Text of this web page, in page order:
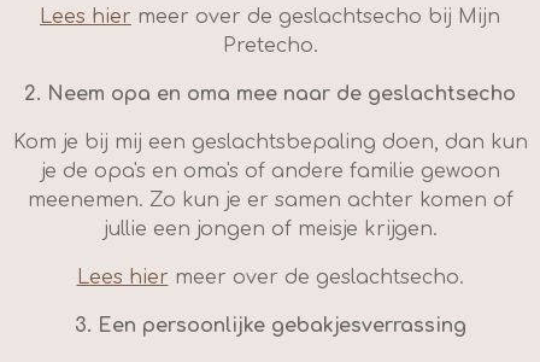
Lees hier meer over de geslachtsecho bij Mijn
Pretecho.
2. Neem opa en oma mee naar de geslachtsecho
Kom je bij mij een geslachtsbepaling doen, dan kun
je de opa's en oma's of andere familie gewoon
meenemen. Zo kun je er samen achter komen of
jullie een jongen of meisje krijgen.
Lees hier meer over de geslachtsecho.
3. Een persoonlijke gebakjesverrassing